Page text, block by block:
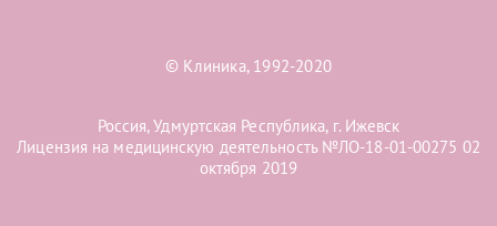
© Клиника, 1992-2020
Россия, Удмуртская Республика, г. Ижевск
Лицензия на медицинскую деятельность №ЛО-18-01-00275 02
октября 2019